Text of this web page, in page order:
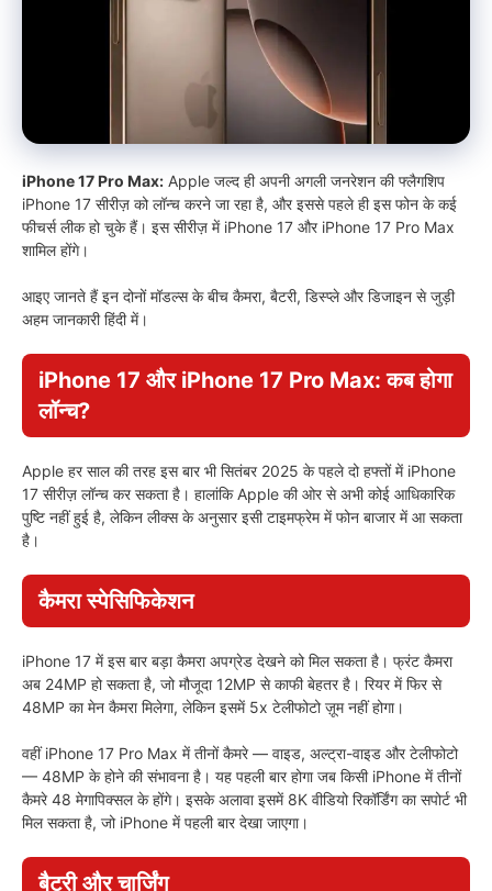
iPhone 17 Pro Max: Apple जल्द ही अपनी अगली जनरेशन की फ्लैगशिप
iPhone 17 सीरीज़ को लॉन्च करने जा रहा है, और इससे पहले ही इस फोन के कई
फीचर्स लीक हो चुके हैं। इस सीरीज़ में iPhone 17 और iPhone 17 Pro Max
शामिल होंगे।
आइए जानते हैं इन दोनों मॉडल्स के बीच कैमरा, बैटरी, डिस्प्ले और डिजाइन से जुड़ी
अहम जानकारी हिंदी में।
iPhone 17 और iPhone 17 Pro Max: कब होगा
लॉन्च?
Apple हर साल की तरह इस बार भी सितंबर 2025 के पहले दो हफ्तों में iPhone
17 सीरीज़ लॉन्च कर सकता है। हालांकि Apple की ओर से अभी कोई आधिकारिक
पुष्टि नहीं हुई है, लेकिन लीक्स के अनुसार इसी टाइमफ्रेम में फोन बाजार में आ सकता
है।
कैमरा स्पेसिफिकेशन
iPhone 17 में इस बार बड़ा कैमरा अपग्रेड देखने को मिल सकता है। फ्रंट कैमरा
अब 24MP हो सकता है, जो मौजूदा 12MP से काफी बेहतर है। रियर में फिर से
48MP का मेन कैमरा मिलेगा, लेकिन इसमें 5x टेलीफोटो ज़ूम नहीं होगा।
वहीं iPhone 17 Pro Max में तीनों कैमरे — वाइड, अल्ट्रा-वाइड और टेलीफोटो
— 48MP के होने की संभावना है। यह पहली बार होगा जब किसी iPhone में तीनों
कैमरे 48 मेगापिक्सल के होंगे। इसके अलावा इसमें 8K वीडियो रिकॉर्डिंग का सपोर्ट भी
मिल सकता है, जो iPhone में पहली बार देखा जाएगा।
बैटरी और चार्जिंग